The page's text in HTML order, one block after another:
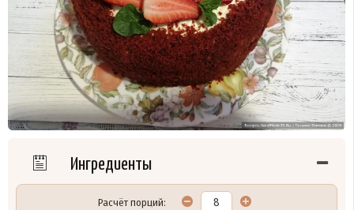
Ингредиенты
Расчёт порций: